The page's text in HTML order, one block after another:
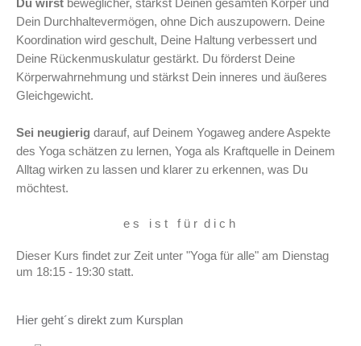
Du wirst beweglicher, stärkst Deinen gesamten Körper und
Dein Durchhaltevermögen, ohne Dich auszupowern. Deine
Koordination wird geschult, Deine Haltung verbessert und
Deine Rückenmuskulatur gestärkt. Du förderst Deine
Körperwahrnehmung und stärkst Dein inneres und äußeres
Gleichgewicht.
Sei neugierig darauf, auf Deinem Yogaweg andere Aspekte
des Yoga schätzen zu lernen, Yoga als Kraftquelle in Deinem
Alltag wirken zu lassen und klarer zu erkennen, was Du
möchtest.
e s i s t f ü r d i c h
Dieser Kurs findet zur Zeit unter "Yoga für alle" am Dienstag
um 18:15 - 19:30 statt.
Hier geht´s direkt zum Kursplan